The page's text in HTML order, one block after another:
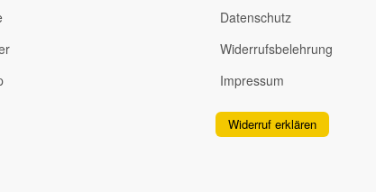
Datenschutz
Widerrufsbelehrung
Impressum
Widerruf erklären